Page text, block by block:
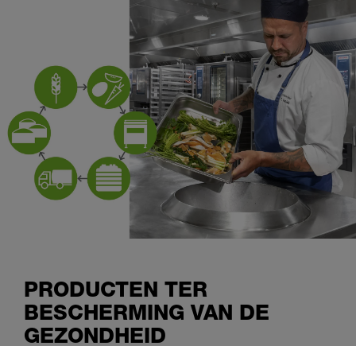
PRODUCTEN TER
BESCHERMING VAN DE
GEZONDHEID